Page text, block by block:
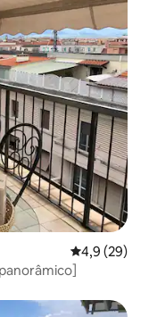
4,9 de uma
4,9 (29)